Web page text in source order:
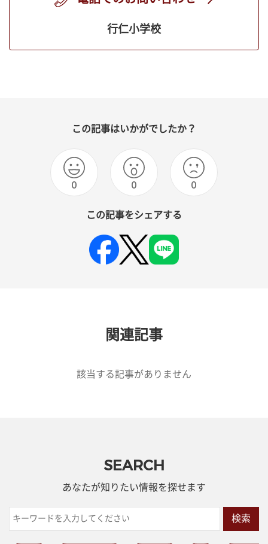
行仁小学校
この記事はいかがでしたか？
0 0 0
この記事をシェアする
関連記事
該当する記事がありません
SEARCH
あなたが知りたい情報を探せます
検索